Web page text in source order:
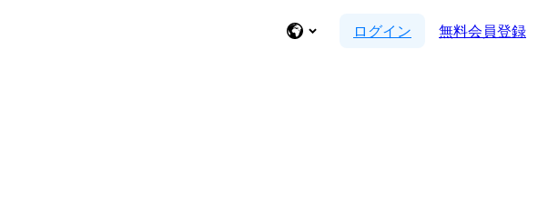
ログイン 無料会員登録